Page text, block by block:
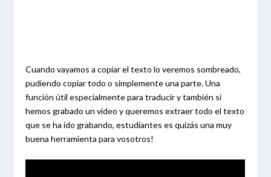
Cuando vayamos a copiar el texto lo veremos sombreado,
pudiendo copiar todo o simplemente una parte. Una
función útil especialmente para traducir y también si
hemos grabado un vídeo y queremos extraer todo el texto
que se ha ido grabando, estudiantes es quizás una muy
buena herramienta para vosotros!